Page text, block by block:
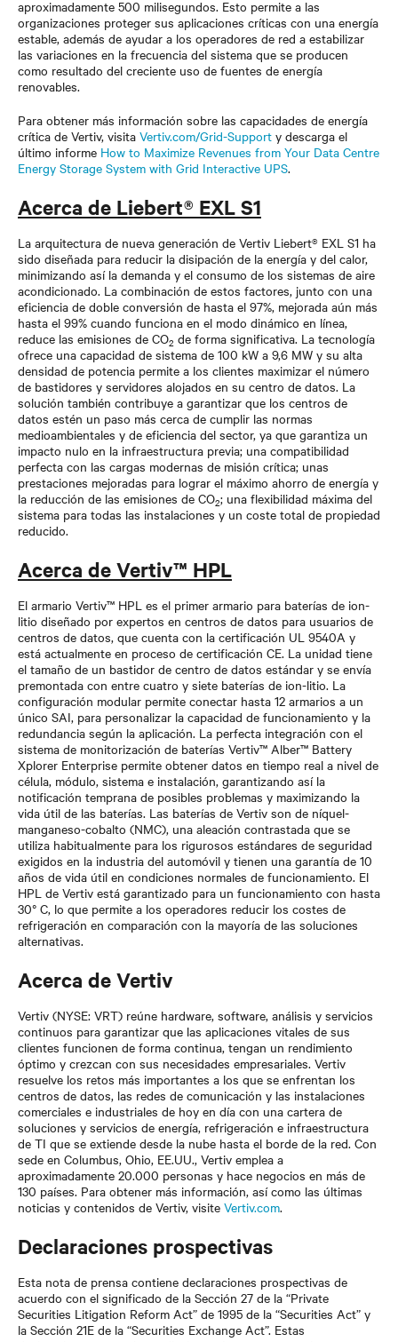
aproximadamente 500 milisegundos. Esto permite a las
organizaciones proteger sus aplicaciones críticas con una energía
estable, además de ayudar a los operadores de red a estabilizar
las variaciones en la frecuencia del sistema que se producen
como resultado del creciente uso de fuentes de energía
renovables.
Para obtener más información sobre las capacidades de energía
crítica de Vertiv, visita Vertiv.com/Grid-Support y descarga el
último informe How to Maximize Revenues from Your Data Centre
Energy Storage System with Grid Interactive UPS.
Acerca de Liebert® EXL S1
La arquitectura de nueva generación de Vertiv Liebert® EXL S1 ha
sido diseñada para reducir la disipación de la energía y del calor,
minimizando así la demanda y el consumo de los sistemas de aire
acondicionado. La combinación de estos factores, junto con una
eficiencia de doble conversión de hasta el 97%, mejorada aún más
hasta el 99% cuando funciona en el modo dinámico en línea,
reduce las emisiones de CO2 de forma significativa. La tecnología
ofrece una capacidad de sistema de 100 kW a 9,6 MW y su alta
densidad de potencia permite a los clientes maximizar el número
de bastidores y servidores alojados en su centro de datos. La
solución también contribuye a garantizar que los centros de
datos estén un paso más cerca de cumplir las normas
medioambientales y de eficiencia del sector, ya que garantiza un
impacto nulo en la infraestructura previa; una compatibilidad
perfecta con las cargas modernas de misión crítica; unas
prestaciones mejoradas para lograr el máximo ahorro de energía y
la reducción de las emisiones de CO2; una flexibilidad máxima del
sistema para todas las instalaciones y un coste total de propiedad
reducido.
Acerca de Vertiv™ HPL
El armario Vertiv™ HPL es el primer armario para baterías de ion-
litio diseñado por expertos en centros de datos para usuarios de
centros de datos, que cuenta con la certificación UL 9540A y
está actualmente en proceso de certificación CE. La unidad tiene
el tamaño de un bastidor de centro de datos estándar y se envía
premontada con entre cuatro y siete baterías de ion-litio. La
configuración modular permite conectar hasta 12 armarios a un
único SAI, para personalizar la capacidad de funcionamiento y la
redundancia según la aplicación. La perfecta integración con el
sistema de monitorización de baterías Vertiv™ Alber™ Battery
Xplorer Enterprise permite obtener datos en tiempo real a nivel de
célula, módulo, sistema e instalación, garantizando así la
notificación temprana de posibles problemas y maximizando la
vida útil de las baterías. Las baterías de Vertiv son de níquel-
manganeso-cobalto (NMC), una aleación contrastada que se
utiliza habitualmente para los rigurosos estándares de seguridad
exigidos en la industria del automóvil y tienen una garantía de 10
años de vida útil en condiciones normales de funcionamiento. El
HPL de Vertiv está garantizado para un funcionamiento con hasta
30° C, lo que permite a los operadores reducir los costes de
refrigeración en comparación con la mayoría de las soluciones
alternativas.
Acerca de Vertiv
Vertiv (NYSE: VRT) reúne hardware, software, análisis y servicios
continuos para garantizar que las aplicaciones vitales de sus
clientes funcionen de forma continua, tengan un rendimiento
óptimo y crezcan con sus necesidades empresariales. Vertiv
resuelve los retos más importantes a los que se enfrentan los
centros de datos, las redes de comunicación y las instalaciones
comerciales e industriales de hoy en día con una cartera de
soluciones y servicios de energía, refrigeración e infraestructura
de TI que se extiende desde la nube hasta el borde de la red. Con
sede en Columbus, Ohio, EE.UU., Vertiv emplea a
aproximadamente 20.000 personas y hace negocios en más de
130 países. Para obtener más información, así como las últimas
noticias y contenidos de Vertiv, visite Vertiv.com.
Declaraciones prospectivas
Esta nota de prensa contiene declaraciones prospectivas de
acuerdo con el significado de la Sección 27 de la “Private
Securities Litigation Reform Act” de 1995 de la “Securities Act” y
la Sección 21E de la “Securities Exchange Act”. Estas